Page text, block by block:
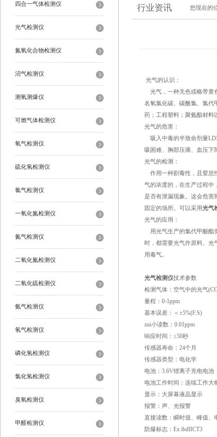
四合一气体检测仪
光气检测仪
氮氧化合物检测仪
沼气检测仪
测氧测爆仪
可燃气体检测仪
氧气检测仪
硫化氢检测仪
氯气检测仪
一氧化氮检测仪
氮气检测仪
二氧化氮检测仪
二氧化硫检测仪
氨气检测仪
氢气检测仪
磷化氢检测仪
氯化氢检测仪
臭氧检测仪
甲醛检测仪
行业资讯 您现在的
光气的认识：
光气，一种无色或略带黄
名氧氯化碳、碳酰氯、氯代
药；工程塑料；聚氨酯材料
光气的危害：
吸入中毒的半致命剂量
吸困难、胸部压痛、血压下
光气的检测：
作用一种剧毒性，且窒息
气的浓度的，在生产过程中
是否有泄漏现象。这会危害
固定的场所。可以采用光气
光气的应用：
用光气生产的氯代甲酸酯
时，都需要光气作原料。
用毒气。
光气检测仪技术参数
检测气体：空气中的光气
量程：0-1ppm
基本误差：＜±5%(F.S)
zui小读数：0.01ppm
响应时间：≤50秒
传感器寿命：24个月
传感器类型：电化学
电池：3.6V锂离子充电电池
电池工作时间：连续工作大
显示：大屏幕液晶显示
报警：声、光报警
直接读数：瞬时值、峰值、
防爆标志：Ex ibdIICT3